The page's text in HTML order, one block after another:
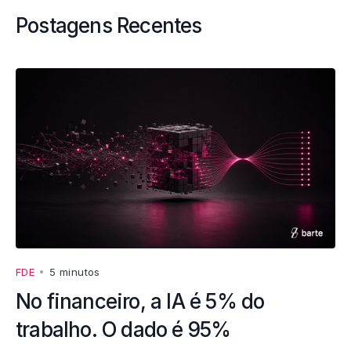
Postagens Recentes
FDE • 5 minutos
No financeiro, a IA é 5% do
trabalho. O dado é 95%